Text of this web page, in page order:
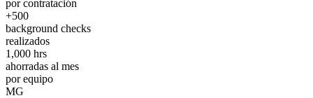
por contratación
+500
background checks
realizados
1,000 hrs
ahorradas al mes
por equipo
MG